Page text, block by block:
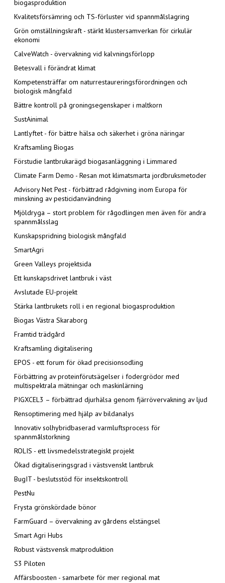
biogasproduktion
Kvalitetsförsämring och TS-förluster vid spannmålslagring
Grön omställningskraft - stärkt klustersamverkan för cirkulär
ekonomi
CalveWatch - övervakning vid kalvningsförlopp
Betesvall i förändrat klimat
Kompetensträffar om naturrestaureringsförordningen och
biologisk mångfald
Bättre kontroll på groningsegenskaper i maltkorn
SustAinimal
Lantlyftet - för bättre hälsa och säkerhet i gröna näringar
Kraftsamling Biogas
Förstudie lantbrukarägd biogasanläggning i Limmared
Climate Farm Demo - Resan mot klimatsmarta jordbruksmetoder
Advisory Net Pest - förbättrad rådgivning inom Europa för
minskning av pesticidanvändning
Mjöldryga – stort problem för rågodlingen men även för andra
spannmålsslag
Kunskapspridning biologisk mångfald
SmartAgri
Green Valleys projektsida
Ett kunskapsdrivet lantbruk i väst
Avslutade EU-projekt
Stärka lantbrukets roll i en regional biogasproduktion
Biogas Västra Skaraborg
Framtid trädgård
Kraftsamling digitalisering
EPOS - ett forum för ökad precisionsodling
Förbättring av proteinförutsägelser i fodergrödor med
multispektrala mätningar och maskinlärning
PIGXCEL3 – förbättrad djurhälsa genom fjärrövervakning av ljud
Rensoptimering med hjälp av bildanalys
Innovativ solhybridbaserad varmluftsprocess för
spannmålstorkning
ROLIS - ett livsmedelsstrategiskt projekt
Ökad digitaliseringsgrad i västsvenskt lantbruk
BugIT - beslutsstöd för insektskontroll
PestNu
Frysta grönskördade bönor
FarmGuard – övervakning av gårdens elstängsel
Smart Agri Hubs
Robust västsvensk matproduktion
S3 Piloten
Affärsboosten - samarbete för mer regional mat